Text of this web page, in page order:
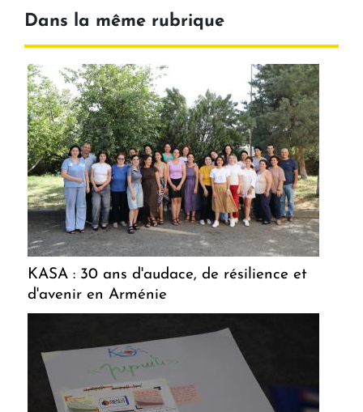
Dans la même rubrique
KASA : 30 ans d'audace, de résilience et
d'avenir en Arménie